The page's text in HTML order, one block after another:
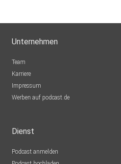
Unternehmen
Team
Karriere
Impressum
Werben auf podcast.de
Dienst
Podcast anmelden